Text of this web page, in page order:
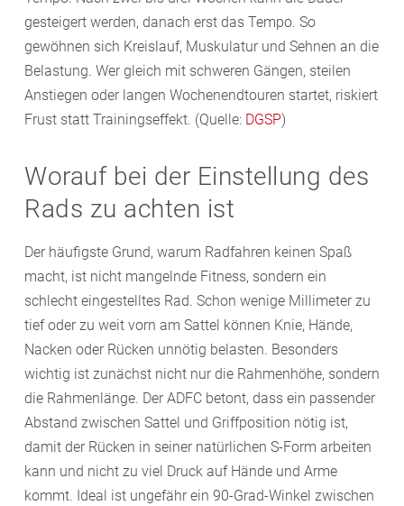
gesteigert werden, danach erst das Tempo. So
gewöhnen sich Kreislauf, Muskulatur und Sehnen an die
Belastung. Wer gleich mit schweren Gängen, steilen
Anstiegen oder langen Wochenendtouren startet, riskiert
Frust statt Trainingseffekt. (Quelle: DGSP)
Worauf bei der Einstellung des
Rads zu achten ist
Der häufigste Grund, warum Radfahren keinen Spaß
macht, ist nicht mangelnde Fitness, sondern ein
schlecht eingestelltes Rad. Schon wenige Millimeter zu
tief oder zu weit vorn am Sattel können Knie, Hände,
Nacken oder Rücken unnötig belasten. Besonders
wichtig ist zunächst nicht nur die Rahmenhöhe, sondern
die Rahmenlänge. Der ADFC betont, dass ein passender
Abstand zwischen Sattel und Griffposition nötig ist,
damit der Rücken in seiner natürlichen S-Form arbeiten
kann und nicht zu viel Druck auf Hände und Arme
kommt. Ideal ist ungefähr ein 90-Grad-Winkel zwischen